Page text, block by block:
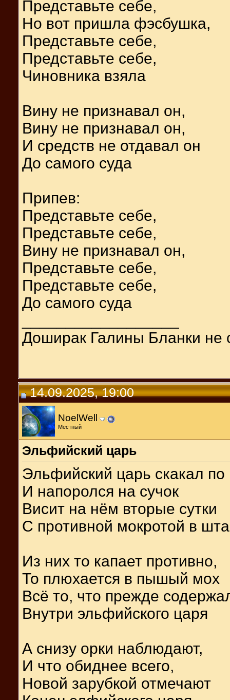
Представьте себе,
Но вот пришла фэсбушка,
Представьте себе,
Представьте себе,
Чиновника взяла
Вину не признавал он,
Вину не признавал он,
И средств не отдавал он
До самого суда
Припев:
Представьте себе,
Представьте себе,
Вину не признавал он,
Представьте себе,
Представьте себе,
До самого суда
Доширак Галины Бланки не
14.09.2025, 19:00
NoelWell
Местный
Эльфийский царь
Эльфийский царь скакал по
И напоролся на сучок
Висит на нём вторые сутки
С противной мокротой в
Из них то капает противно,
То плюхается в пышый мох
Всё то, что прежде
Внутри эльфийского царя
А снизу орки наблюдают,
И что обиднее всего,
Новой зарубкой отмечают